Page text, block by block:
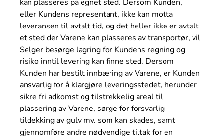
kan plasseres på egnet sted. Dersom Kunden,
eller Kundens representant, ikke kan motta
leveransen til avtalt tid, og det heller ikke er avtalt
et sted der Varene kan plasseres av transportør, vil
Selger besørge lagring for Kundens regning og
risiko inntil levering kan finne sted. Dersom
Kunden har bestilt innbæring av Varene, er Kunden
ansvarlig for å klargjøre leveringsstedet, herunder
sikre fri adkomst og tilstrekkelig areal til
plassering av Varene, sørge for forsvarlig
tildekking av gulv mv. som kan skades, samt
gjennomføre andre nødvendige tiltak for en